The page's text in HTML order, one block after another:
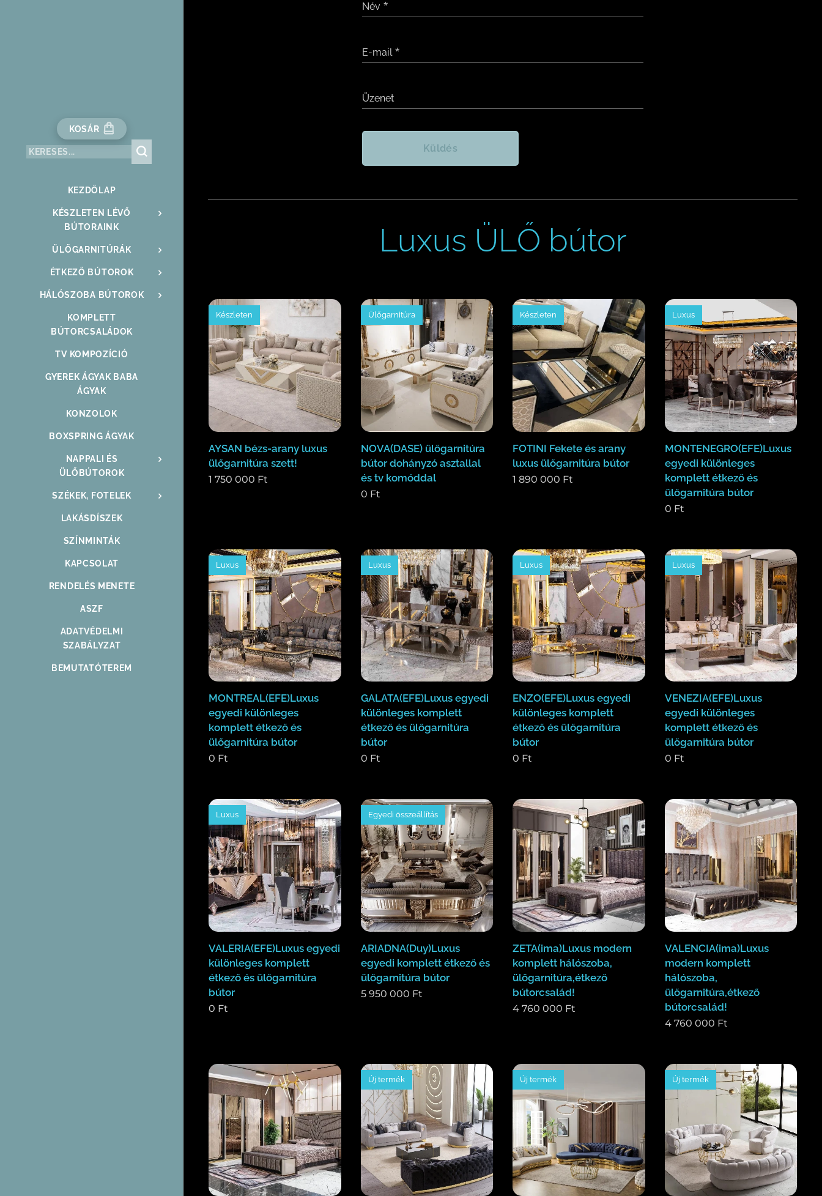
KOSÁR
KEZDŐLAP
KÉSZLETEN LÉVŐ
BÚTORAINK
ÜLŐGARNITÚRÁK
ÉTKEZŐ BÚTOROK
HÁLÓSZOBA BÚTOROK
KOMPLETT
BÚTORCSALÁDOK
TV KOMPOZÍCIÓ
GYEREK ÁGYAK BABA
ÁGYAK
KONZOLOK
BOXSPRING ÁGYAK
NAPPALI ÉS
ÜLŐBÚTOROK
SZÉKEK, FOTELEK
LAKÁSDÍSZEK
SZÍNMINTÁK
KAPCSOLAT
RENDELÉS MENETE
ASZF
ADATVÉDELMI
SZABÁLYZAT
BEMUTATÓTEREM
Név
E-mail
Üzenet
Küldés
Luxus ÜLŐ bútor
AYSAN bézs-arany luxus
ülőgarnitúra szett!
Készleten
1 750 000 Ft
NOVA(DASE) ülőgarnitúra
bútor dohányzó asztallal
és tv komóddal
Ülőgarnitúra
0 Ft
FOTINI Fekete és arany
luxus ülőgarnitúra bútor
Készleten
1 890 000 Ft
MONTENEGRO(EFE)Luxus
egyedi különleges
komplett étkező és
ülőgarnitúra bútor
Luxus
0 Ft
MONTREAL(EFE)Luxus
egyedi különleges
komplett étkező és
ülőgarnitúra bútor
Luxus
0 Ft
GALATA(EFE)Luxus egyedi
különleges komplett
étkező és ülőgarnitúra
bútor
Luxus
0 Ft
ENZO(EFE)Luxus egyedi
különleges komplett
étkező és ülőgarnitúra
bútor
Luxus
0 Ft
VENEZIA(EFE)Luxus
egyedi különleges
komplett étkező és
ülőgarnitúra bútor
Luxus
0 Ft
VALERIA(EFE)Luxus egyedi
különleges komplett
étkező és ülőgarnitúra
bútor
Luxus
0 Ft
ARIADNA(Duy)Luxus
egyedi komplett étkező és
ülőgarnitúra bútor
Egyedi összeállítás
5 950 000 Ft
ZETA(ima)Luxus modern
komplett hálószoba,
ülőgarnitúra,étkező
bútorcsalád!
4 760 000 Ft
VALENCIA(ima)Luxus
modern komplett
hálószoba,
ülőgarnitúra,étkező
bútorcsalád!
4 760 000 Ft
Új termék Új termék Új termék